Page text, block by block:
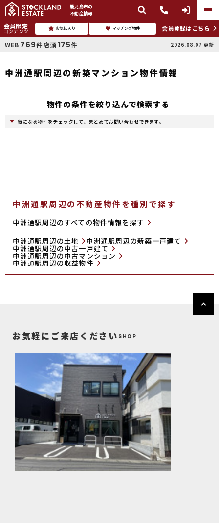
鹿児島市の
不動産情報
会員限定
コンテンツ お気に入り マッチング物件
会員登録はこちら
WEB 769件 店頭 175件 2026.08.07 更新
中洲通駅周辺の新築マンション物件情報
物件の条件を絞り込んで検索する
気になる物件をチェックして、まとめてお問い合わせできます。
中洲通駅周辺の不動産物件を種別で探す
中洲通駅周辺のすべての物件情報を探す
中洲通駅周辺の土地
中洲通駅周辺の新築一戸建て
中洲通駅周辺の中古一戸建て
中洲通駅周辺の中古マンション
中洲通駅周辺の収益物件
お気軽にご来店ください SHOP